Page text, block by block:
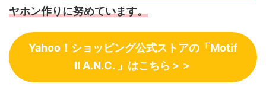
ヤホン作りに努めています。
Yahoo！ショッピング公式ストアの「Motif
Ⅱ A.N.C. 」はこちら＞＞